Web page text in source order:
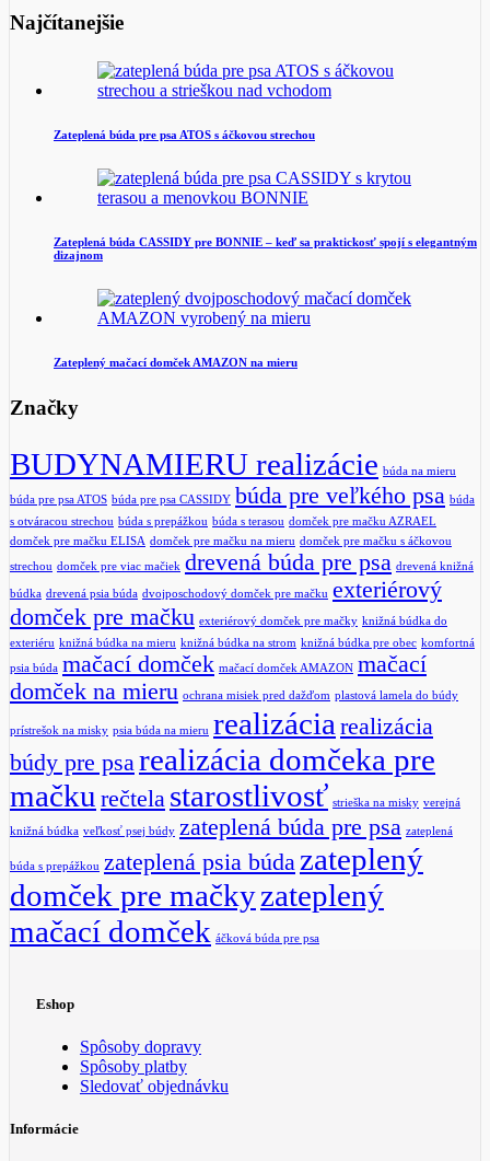
Najčítanejšie
Zateplená búda pre psa ATOS s áčkovou strechou
Zateplená búda CASSIDY pre BONNIE – keď sa praktickosť spojí s elegantným
dizajnom
Zateplený mačací domček AMAZON na mieru
Značky
BUDYNAMIERU realizácie búda na mieru
búda pre psa ATOS búda pre psa CASSIDY búda pre veľkého psa búda
s otváracou strechou búda s prepážkou búda s terasou domček pre mačku AZRAEL
domček pre mačku ELISA domček pre mačku na mieru domček pre mačku s áčkovou
strechou domček pre viac mačiek drevená búda pre psa drevená knižná
búdka drevená psia búda dvojposchodový domček pre mačku exteriérový
domček pre mačku exteriérový domček pre mačky knižná búdka do
exteriéru knižná búdka na mieru knižná búdka na strom knižná búdka pre obec komfortná
psia búda mačací domček mačací domček AMAZON mačací
domček na mieru ochrana misiek pred dažďom plastová lamela do búdy
prístrešok na misky psia búda na mieru realizácia realizácia
búdy pre psarealizácia domčeka pre
mačku rečtela starostlivosť strieška na misky verejná
knižná búdka veľkosť psej búdy zateplená búda pre psa zateplená
búda s prepážkou zateplená psia búda zateplený
domček pre mačkyzateplený
mačací domček áčková búda pre psa
Eshop
Spôsoby dopravy
Spôsoby platby
Sledovať objednávku
Informácie